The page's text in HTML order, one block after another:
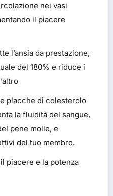
nei vasi
il piacere
l’ansia da prestazione,
del 180% e riduce i
placche di colesterolo
la fluidità del sangue,
pene molle, e
del tuo membro.
piacere e la potenza